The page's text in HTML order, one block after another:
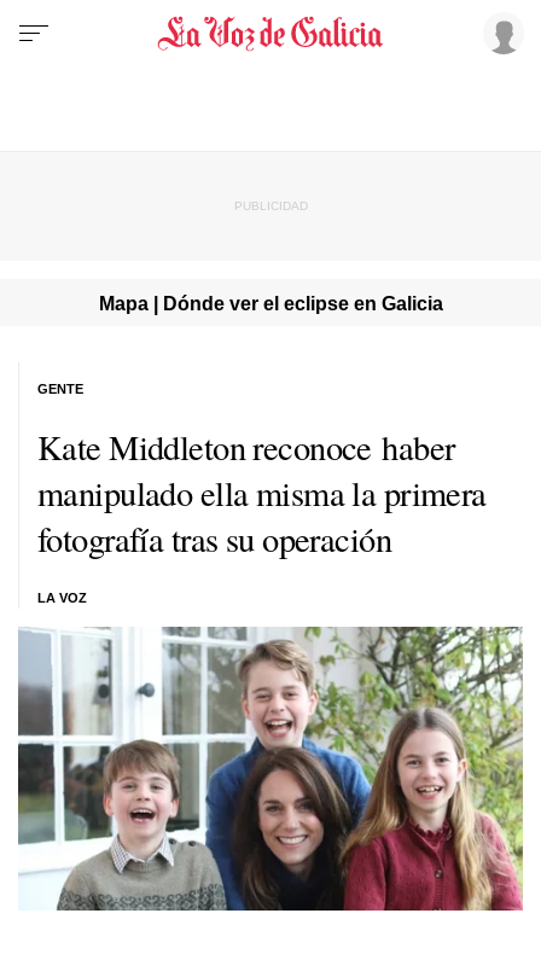
Mapa | Dónde ver el eclipse en Galicia
Kate Middleton reconoce haber
manipulado ella misma la primera
fotografía tras su operación
LA VOZ
GENTE